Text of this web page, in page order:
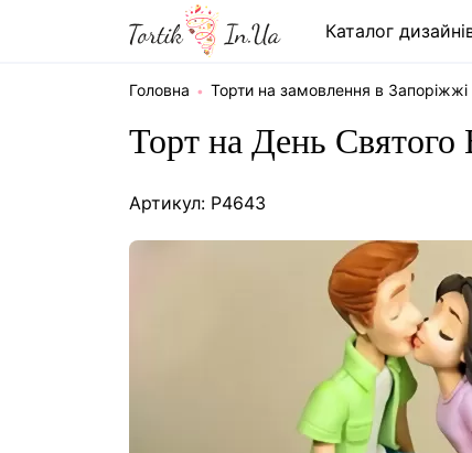
Каталог
Головна Торти на замовлення в Запоріжжі
Торт на День Святого
Артикул: P4643